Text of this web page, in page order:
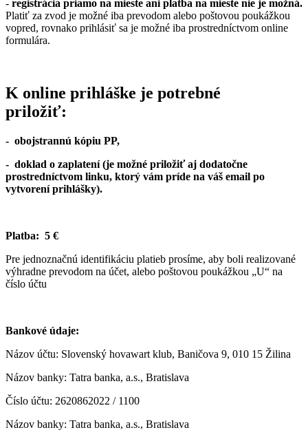
- registrácia priamo na mieste ani platba na mieste nie je možná.
Platiť za zvod je možné iba prevodom alebo poštovou poukážkou
vopred, rovnako prihlásiť sa je možné iba prostredníctvom online
formulára.
K online prihláške je potrebné
priložiť:
- obojstrannú kópiu PP,
- doklad o zaplatení (je možné priložiť aj dodatočne
prostredníctvom linku, ktorý vám príde na váš email po
vytvorení prihlášky).
Platba: 5 €
Pre jednoznačnú identifikáciu platieb prosíme, aby boli realizované
výhradne prevodom na účet, alebo poštovou poukážkou „U“ na
číslo účtu
Bankové údaje:
Názov účtu: Slovenský hovawart klub, Baničova 9, 010 15 Žilina
Názov banky: Tatra banka, a.s., Bratislava
Číslo účtu: 2620862022 / 1100
Názov banky: Tatra banka, a.s., Bratislava